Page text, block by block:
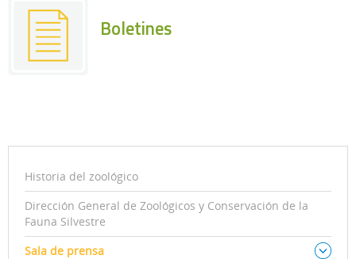
Boletines
Historia del zoológico
Dirección General de Zoológicos y Conservación de la
Fauna Silvestre
Sala de prensa